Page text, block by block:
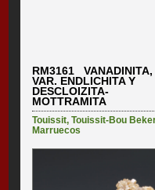
RM3161 VANADINITA,
VAR. ENDLICHITA Y
DESCLOIZITA-
MOTTRAMITA
Touissit,Touissit-Bou
Marruecos